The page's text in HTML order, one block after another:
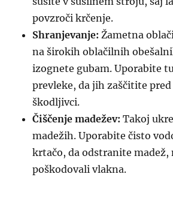
povzroči krčenje.
Shranjevanje: Žametna
na širokih oblačilnih
izognete gubam. Uporabite
prevleke, da jih zaščitite
škodljivci.
Čiščenje madežev: Takoj
madežih. Uporabite čisto
krtačo, da odstranite madež,
poškodovali vlakna.